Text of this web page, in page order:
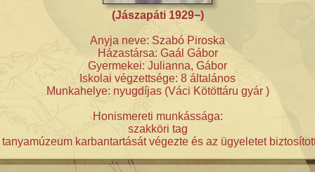
(Jászapáti 1929−)
Anyja neve: Szabó Piroska
Házastársa: Gaál Gábor
Gyermekei: Julianna, Gábor
Iskolai végzettsége: 8 általános
Munkahelye: nyugdíjas (Váci Kötöttáru gyár )
Honismereti munkássága:
szakköri tag
karbantartását végezte és az ügyeletet